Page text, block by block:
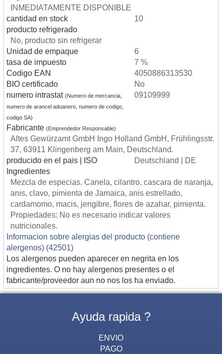
INMEDIATAMENTE DISPONIBLE
cantidad en stock
10
producto refrigerado
No, producto sin refrigerar
Unidad de empaque
6
tasa de impuesto
7 %
Codigo EAN
4050886313530
BIO certificado
No
numero intrastat (Numero de mercancia,
numero de arancel aduanero, numero de codigo,
codigo SA)
09109999
Fabricante (Emprendedor Responsable)
Altes Gewürzamt GmbH Ingo Holland GmbH, Frühlingsstr.
37, 63911 Klingenberg am Main, Deutschland.
producido en el pais | ISO
Deutschland | DE
Ingredientes
Mezcla de especias. Canela, cilantro, cascara de naranja,
anis, clavo, pimienta de Jamaica, anis estrellado,
cardamomo, macis, jengibre, flores de azahar, pimienta.
Propiedades: No es necesario indicar valores
nutricionales.
Informacion sobre alergias del producto (contiene
alergenos) (42501)
Los alergenos pueden aparecer en negrita en los
ingredientes. O no hay alergenos presentes o el
fabricante/proveedor aun no nos los ha enviado.
Ayuda rapida ?
ENVIO
PAGO